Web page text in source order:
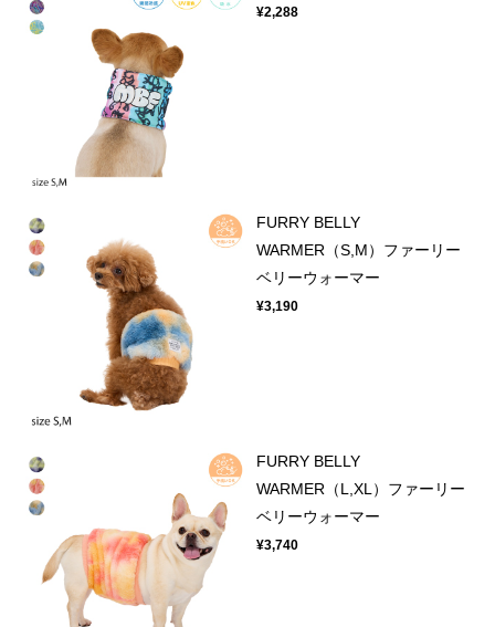
¥2,288
FURRY BELLY
WARMER（S,M）ファーリー
ベリーウォーマー
¥3,190
FURRY BELLY
WARMER（L,XL）ファーリー
ベリーウォーマー
¥3,740